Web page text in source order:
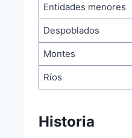
Entidades menores
Despoblados
Montes
Ríos
Historia